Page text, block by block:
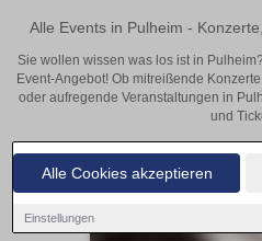
Alle Cookies akzeptieren
Einstellungen
Alle Events in Pulheim -
Sie wollen wissen was los ist in
Event-Angebot! Ob mitreißende
oder aufregende Veranstaltungen in
und